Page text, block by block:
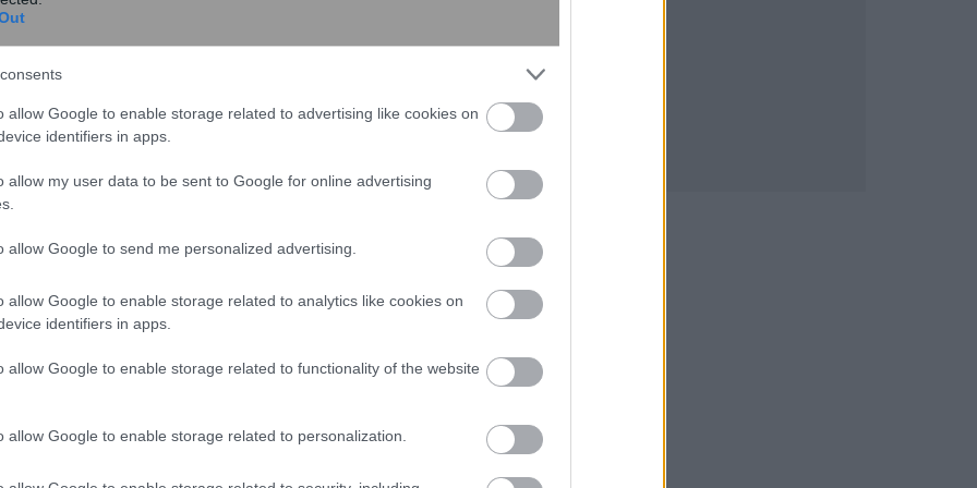
allow Google to enable storage related to advertising like cookies on
identifiers in apps.
allow my user data to be sent to Google for online advertising
allow Google to send me personalized advertising.
allow Google to enable storage related to analytics like cookies on
identifiers in apps.
allow Google to enable storage related to functionality of the website
allow Google to enable storage related to personalization.
σχολίασε και εσύ
Google Newsκαι μάθετε πρώτοι όλες τις ειδήσεις
την Ελλάδα και τον Κόσμο στο
τιμές σε φρούτα και σε λαχανικά